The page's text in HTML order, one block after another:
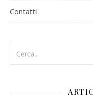
Contatti